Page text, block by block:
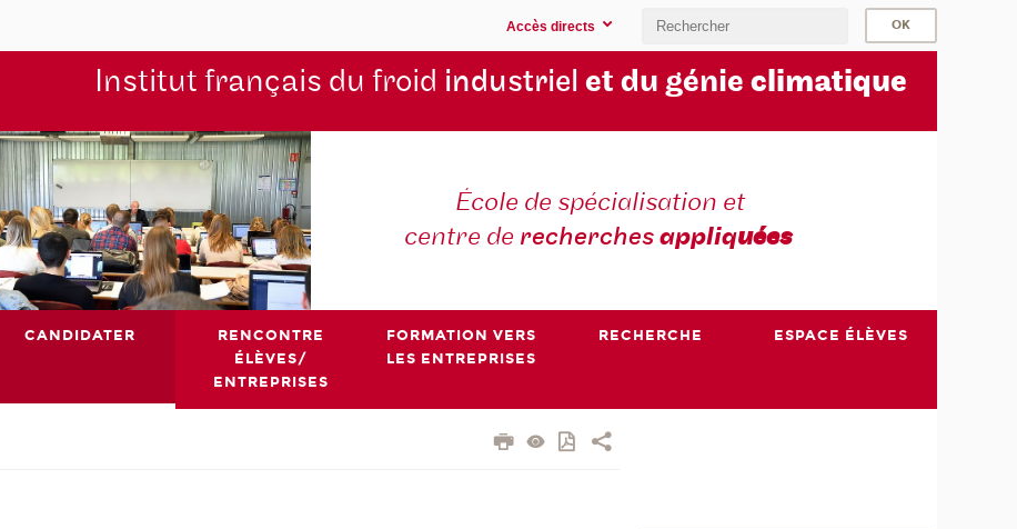
Accès directs
Institut français du froid industriel et du génie climatique
École de spécialisation et
centre de recherchesappliquées
CANDIDATER
RENCONTRE
ÉLÈVES/
ENTREPRISES
FORMATION VERS
LES ENTREPRISES
RECHERCHE ESPACE ÉLÈVES